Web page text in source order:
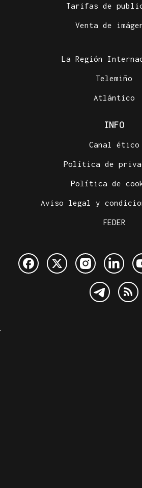
Tarifas de
Venta de
La Región
Telemiño
Atlántico
INFO
Canal ético
Política de
Política de
Aviso legal y
FEDER